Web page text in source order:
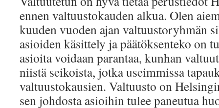
ennen valtuustokauden alkua. Olen
kuuden vuoden ajan valtuustoryhmän
asioiden käsittely ja päätöksenteko on
asioita voidaan parantaa, kunhan
niistä seikoista, jotka useimmissa
valtuustokausien. Valtuusto on
sen johdosta asioihin tulee paneutua